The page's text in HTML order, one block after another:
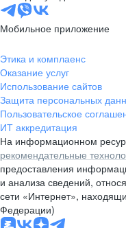
Мобильное приложение
Этика и комплаенс
Оказание услуг
Использование сайтов
Защита персональных
Пользовательское
ИТ аккредитация
На информационном
рекомендательные
предоставления
и анализа сведений,
сети «Интернет»,
Федерации)